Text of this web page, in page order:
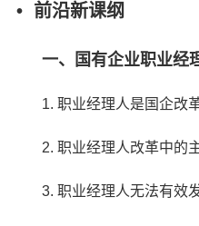
• 前沿新课纲
一、国有企业职业经
1. 职业经理人是国企改
2. 职业经理人改革中的
3. 职业经理人无法有效